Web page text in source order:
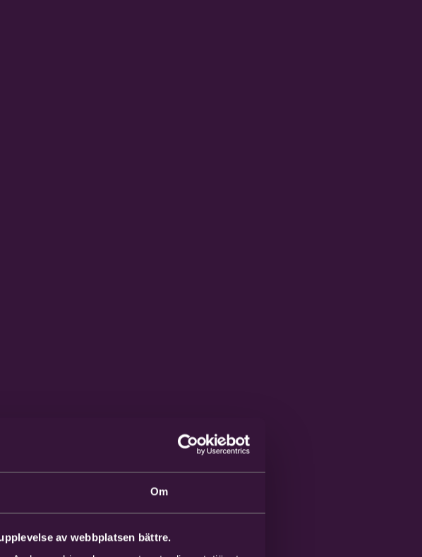
Om
av webbplatsen bättre.